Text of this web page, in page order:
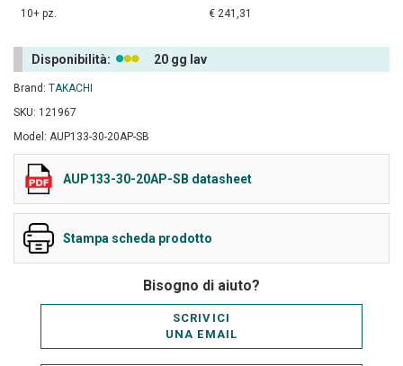
10+ pz. € 241,31
Disponibilità: 20 gg lav
Brand: TAKACHI
SKU: 121967
Model: AUP133-30-20AP-SB
AUP133-30-20AP-SB datasheet
Stampa scheda prodotto
Bisogno di aiuto?
SCRIVICI
UNA EMAIL